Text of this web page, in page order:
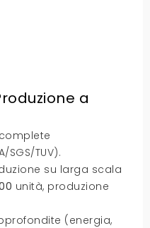
a
SGS/TUV).
su larga scala
unità, produzione
(energia,